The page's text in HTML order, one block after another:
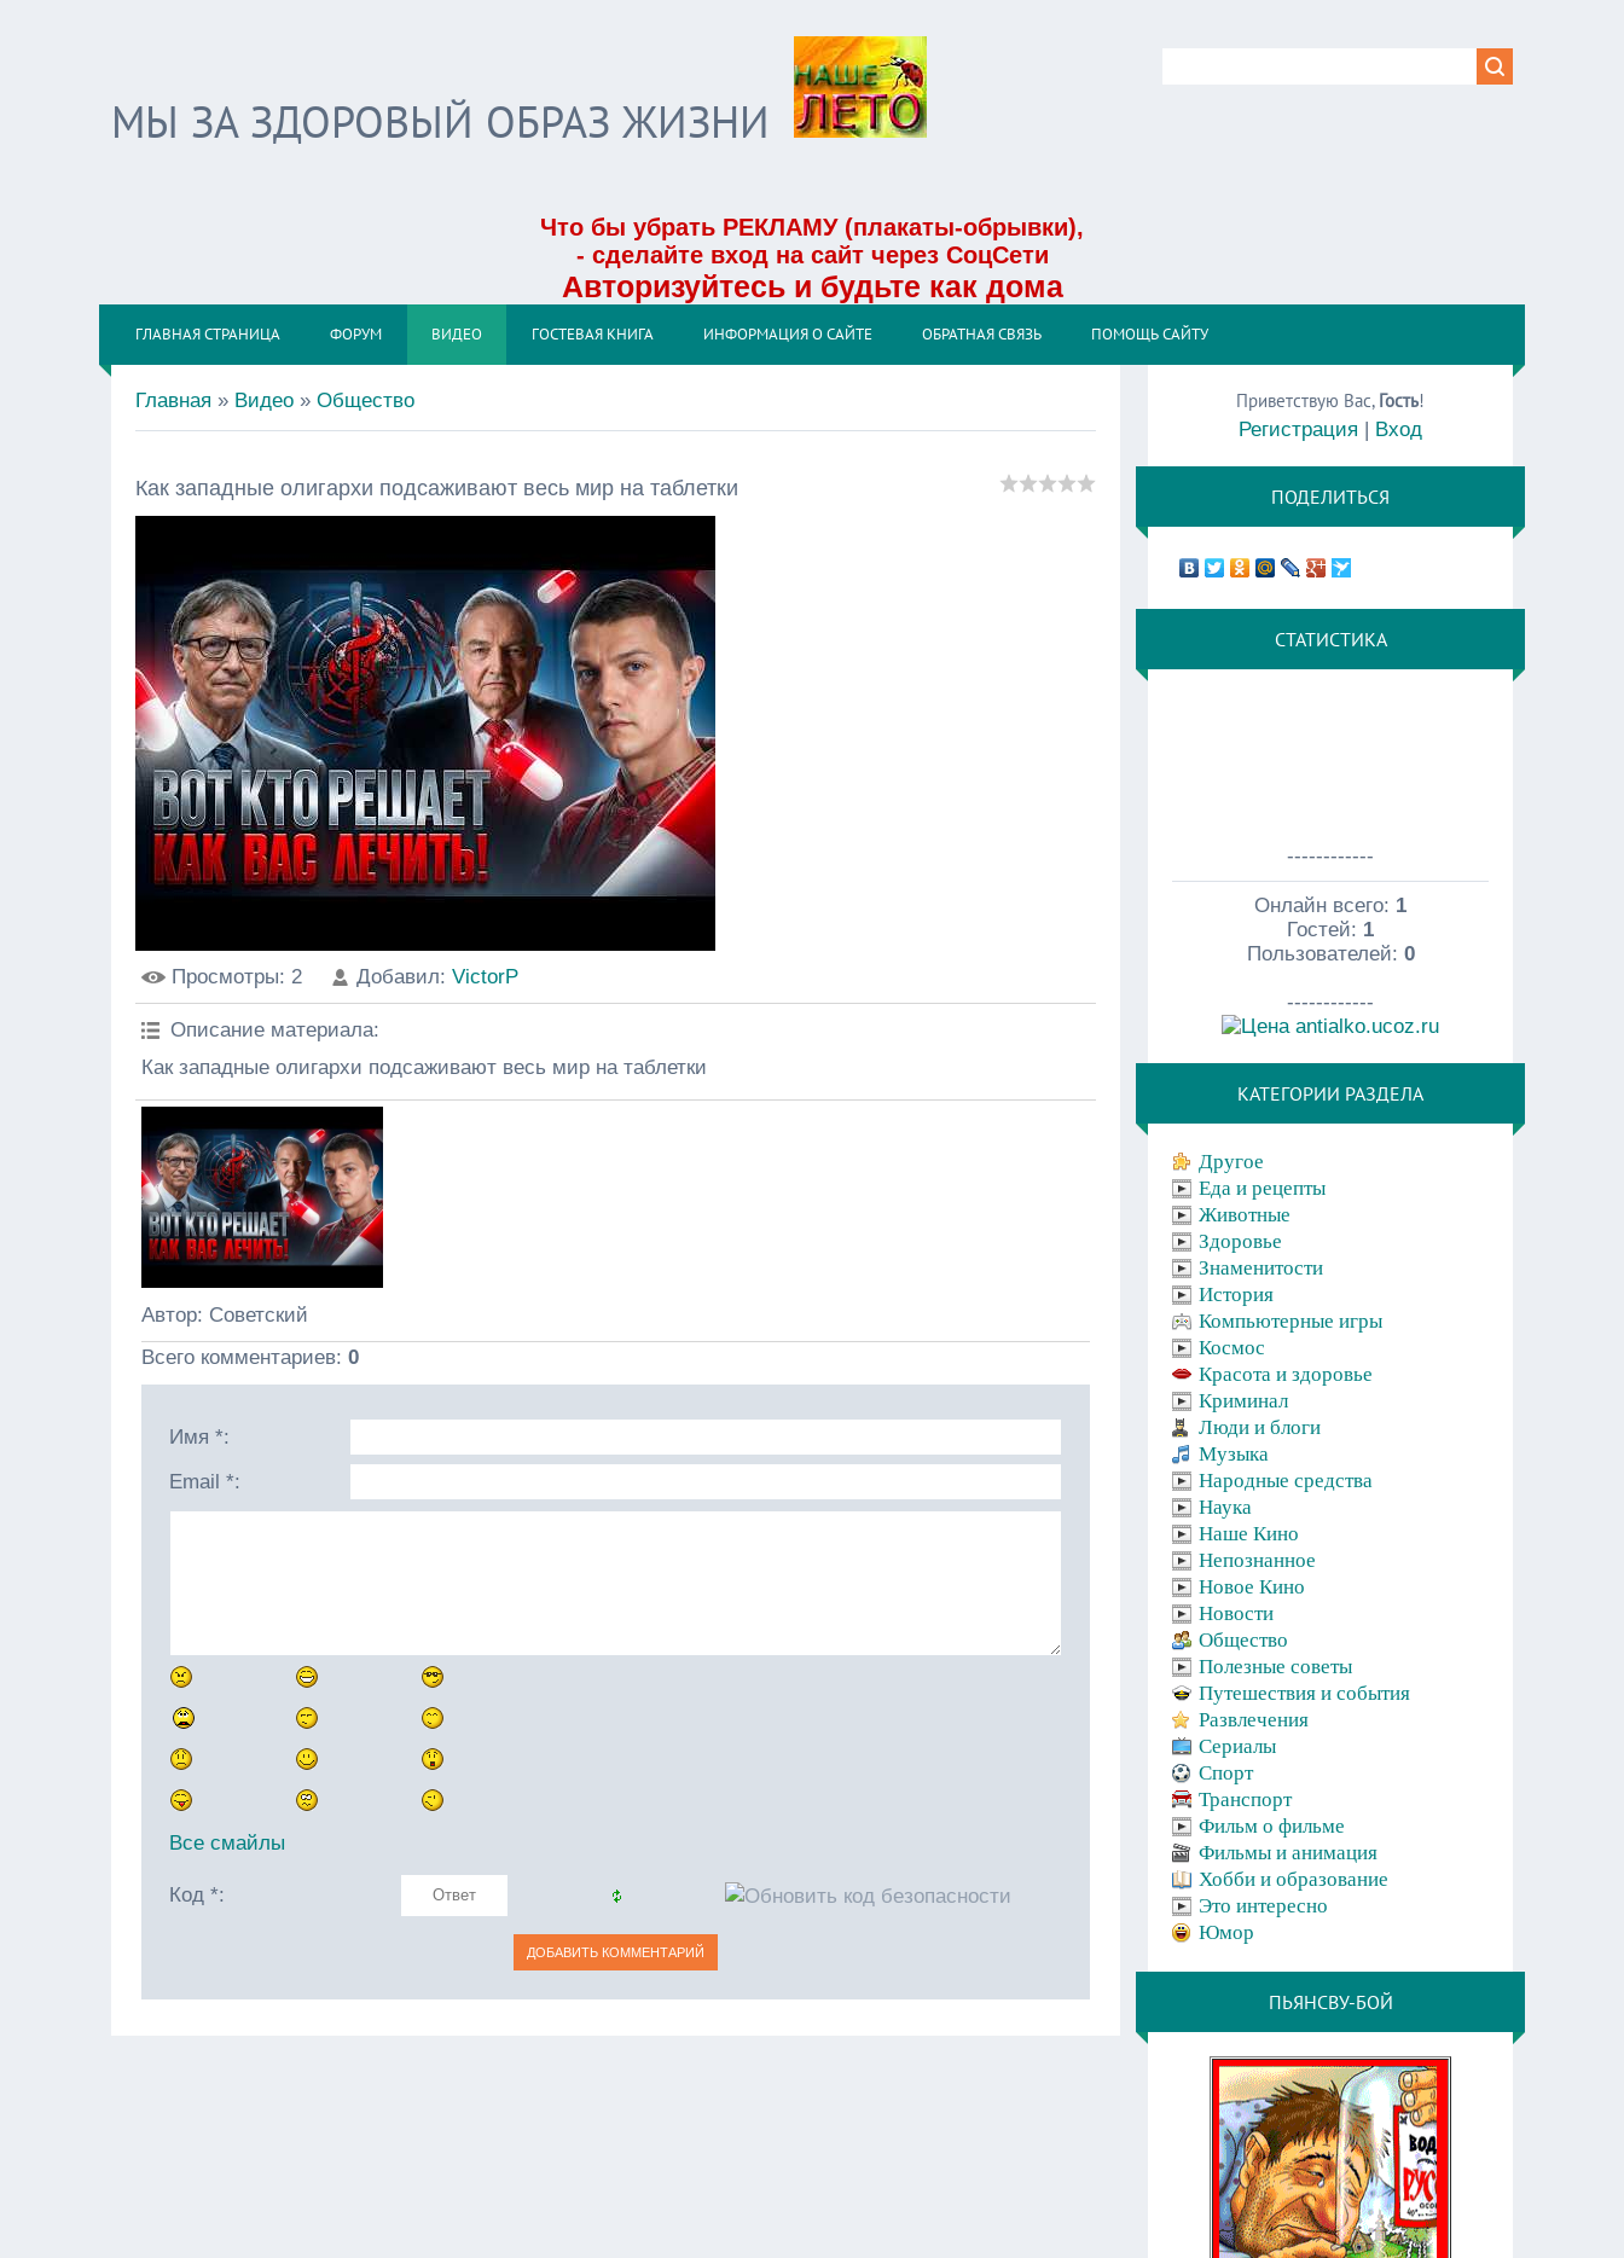
МЫ ЗА ЗДОРОВЫЙ ОБРАЗ ЖИЗНИ
Что бы убрать РЕКЛАМУ (плакаты-обрывки),
- сделайте вход на сайт через СоцСети
Авторизуйтесь и будьте как дома
ГЛАВНАЯ СТРАНИЦА ФОРУМ ВИДЕО ГОСТЕВАЯ КНИГА ИНФОРМАЦИЯ О САЙТЕ ОБРАТНАЯ СВЯЗЬ ПОМОЩЬ САЙТУ
Главная » Видео » Общество
Как западные олигархи подсаживают весь мир на таблетки
Просмотры: 2 Добавил: VictorP
Описание материала:
Как западные олигархи подсаживают весь мир на таблетки
Автор: Советский
Всего комментариев: 0
Имя *:
Email *:
Все смайлы
Код *:
Приветствую Вас, Гость!
Регистрация | Вход
ПОДЕЛИТЬСЯ
СТАТИСТИКА
------------
Онлайн всего: 1
Гостей: 1
Пользователей: 0
------------
КАТЕГОРИИ РАЗДЕЛА
Другое
Еда и рецепты
Животные
Здоровье
Знаменитости
История
Компьютерные игры
Космос
Красота и здоровье
Криминал
Люди и блоги
Музыка
Народные средства
Наука
Наше Кино
Непознанное
Новое Кино
Новости
Общество
Полезные советы
Путешествия и события
Развлечения
Сериалы
Спорт
Транспорт
Фильм о фильме
Фильмы и анимация
Хобби и образование
Это интересно
Юмор
ПЬЯНСВУ-БОЙ